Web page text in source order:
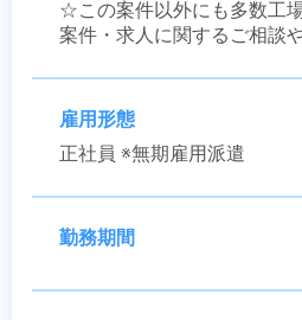
☆この案件以外にも多数工
案件・求人に関するご相談
雇用形態
正社員 ※無期雇用派遣
勤務期間